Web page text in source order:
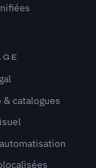
& catalogues